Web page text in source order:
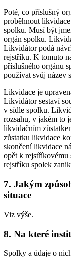
Poté, co příslušný
proběhnout
spolku. Musí být
orgán spolku.
Likvidátor podá
rejstříku. K tomuto
příslušného orgánu
používat svůj název
Likvidace je
Likvidátor sestaví
v sídle spolku.
rozsahu, v jakém to
likvidačním
zůstatku likvidace
skončení likvidace
opět k rejstříkovému
rejstříku spolek
7. Jakým
situace
Viz výše.
8. Na které
Spolky a údaje o